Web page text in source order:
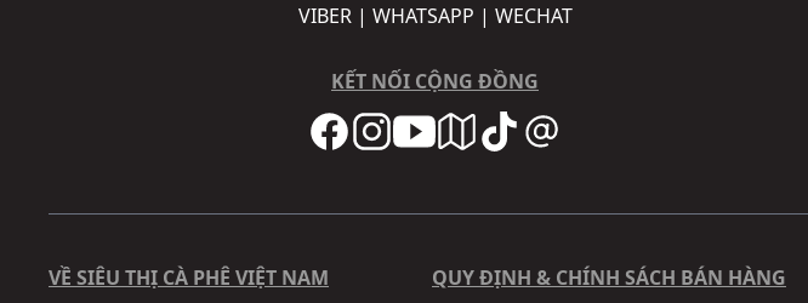
VIBER | WHATSAPP | WECHAT
KẾT NỐI CỘNG ĐỒNG
VỀ SIÊU THỊ CÀ PHÊ VIỆT NAM QUY ĐỊNH & CHÍNH SÁCH BÁN HÀNG